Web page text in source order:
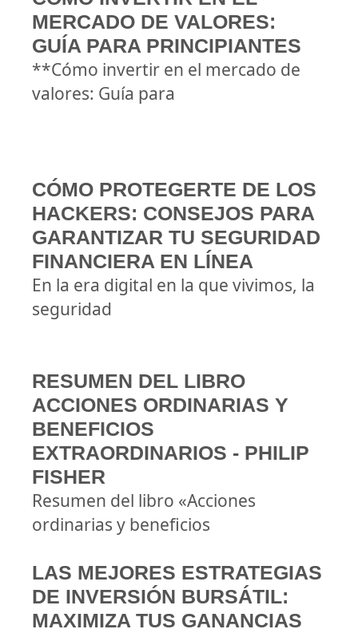
MERCADO DE VALORES:
GUÍA PARA PRINCIPIANTES
**Cómo invertir en el mercado de
valores: Guía para
CÓMO PROTEGERTE DE LOS
HACKERS: CONSEJOS PARA
GARANTIZAR TU SEGURIDAD
FINANCIERA EN LÍNEA
En la era digital en la que vivimos, la
seguridad
RESUMEN DEL LIBRO
ACCIONES ORDINARIAS Y
BENEFICIOS
EXTRAORDINARIOS - PHILIP
FISHER
Resumen del libro «Acciones
ordinarias y beneficios
LAS MEJORES ESTRATEGIAS
DE INVERSIÓN BURSÁTIL:
MAXIMIZA TUS GANANCIAS